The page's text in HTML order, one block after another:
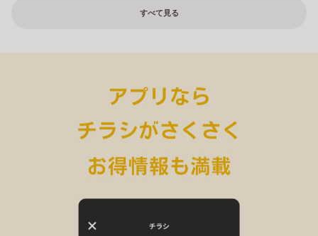
すべて見る